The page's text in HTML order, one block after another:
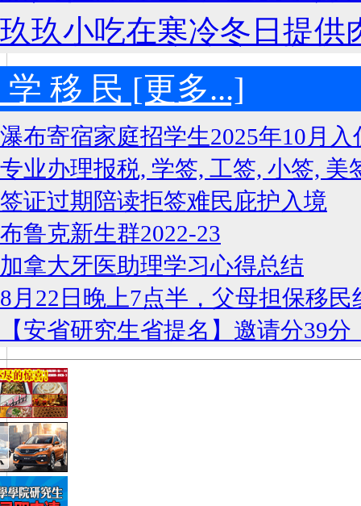
玖玖小吃在寒冷冬日提供
学 移 民 [更多...]
瀑布寄宿家庭招学生2025年10月入
专业办理报税, 学签, 工签, 小签, 美
签证过期陪读拒签难民庇护入境
布鲁克新生群2022-23
加拿大牙医助理学习心得总结
8月22日晚上7点半，父母担保移民
【安省研究生省提名】邀请分39